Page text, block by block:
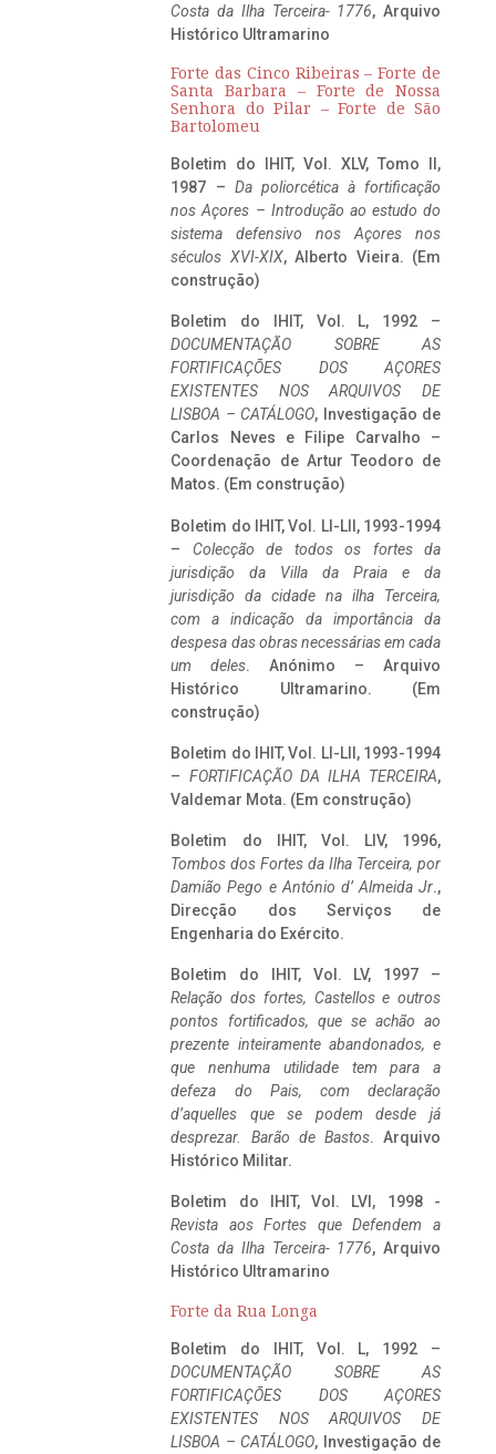
Costa da Ilha Terceira- 1776, Arquivo
Histórico Ultramarino
Forte das Cinco Ribeiras – Forte de
Santa Barbara – Forte de Nossa
Senhora do Pilar – Forte de São
Bartolomeu
Boletim do IHIT, Vol. XLV, Tomo II,
1987 – Da poliorcética à fortificação
nos Açores – Introdução ao estudo do
sistema defensivo nos Açores nos
séculos XVI-XIX, Alberto Vieira. (Em
construção)
Boletim do IHIT, Vol. L, 1992 –
DOCUMENTAÇÃO SOBRE AS
FORTIFICAÇÕES DOS AÇORES
EXISTENTES NOS ARQUIVOS DE
LISBOA – CATÁLOGO, Investigação de
Carlos Neves e Filipe Carvalho –
Coordenação de Artur Teodoro de
Matos. (Em construção)
Boletim do IHIT, Vol. LI-LII, 1993-1994
– Colecção de todos os fortes da
jurisdição da Villa da Praia e da
jurisdição da cidade na ilha Terceira,
com a indicação da importância da
despesa das obras necessárias em cada
um deles. Anónimo – Arquivo
Histórico Ultramarino. (Em
construção)
Boletim do IHIT, Vol. LI-LII, 1993-1994
– FORTIFICAÇÃO DA ILHA TERCEIRA,
Valdemar Mota. (Em construção)
Boletim do IHIT, Vol. LIV, 1996,
Tombos dos Fortes da Ilha Terceira, por
Damião Pego e António d’ Almeida Jr.,
Direcção dos Serviços de
Engenharia do Exército.
Boletim do IHIT, Vol. LV, 1997 –
Relação dos fortes, Castellos e outros
pontos fortificados, que se achão ao
prezente inteiramente abandonados, e
que nenhuma utilidade tem para a
defeza do Pais, com declaração
d’aquelles que se podem desde já
desprezar. Barão de Bastos. Arquivo
Histórico Militar.
Boletim do IHIT, Vol. LVI, 1998 -
Revista aos Fortes que Defendem a
Costa da Ilha Terceira- 1776, Arquivo
Histórico Ultramarino
Forte da Rua Longa
Boletim do IHIT, Vol. L, 1992 –
DOCUMENTAÇÃO SOBRE AS
FORTIFICAÇÕES DOS AÇORES
EXISTENTES NOS ARQUIVOS DE
LISBOA – CATÁLOGO, Investigação de